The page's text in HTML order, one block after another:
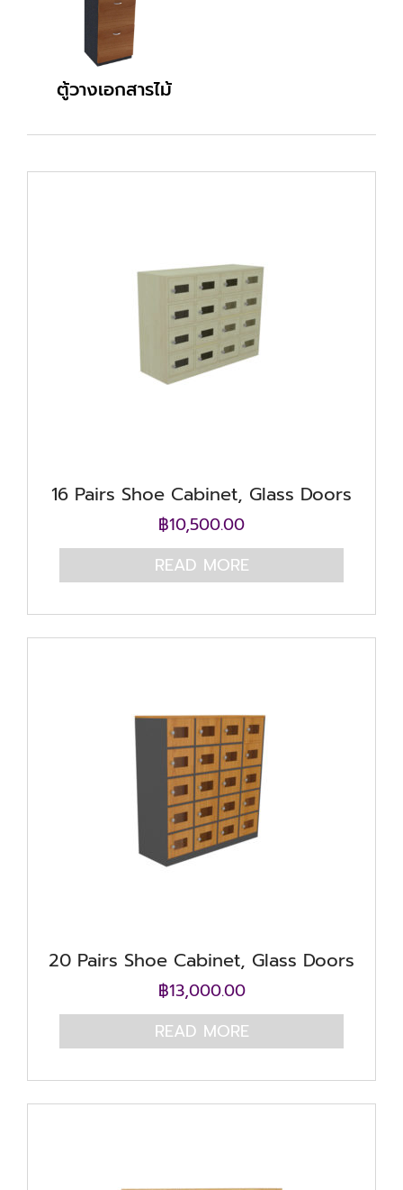
ตู้วางเอกสารไม้
16 Pairs Shoe Cabinet, Glass Doors
฿10,500.00
READ MORE
20 Pairs Shoe Cabinet, Glass Doors
฿13,000.00
READ MORE